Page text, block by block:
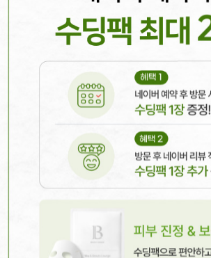
고주파 에너지를 정교하게 방사해 주름개선,타이트닝
냉각 초음파로 통증 부담을 줄인 리프팅
초음파를 이용한 프리미엄 리프팅